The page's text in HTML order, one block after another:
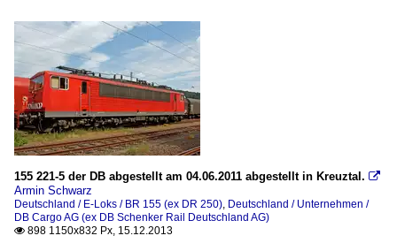
155 221-5 der DB abgestellt am 04.06.2011 abgestellt in Kreuztal. 
Armin Schwarz
Deutschland / E-Loks / BR 155 (ex DR 250) Deutschland / Unternehmen /
DB Cargo AG (ex DB Schenker Rail Deutschland AG)
 898 1150x832 Px, 15.12.2013